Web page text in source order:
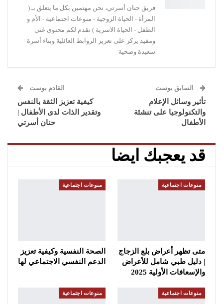
فريق حنان أسرتي، نحن مهتمين بكل ما يتعلق بـ (
المرأة - الحياة الزوجية - منوعات اجتماعية - الأم و
الطفل - الحياة الاسرية ) نقدم لكم محتوى غني
ومفيد يركز على تعزيز الروابط العائلية وبناء أسرة
سعيدة وصحية
السابق بوست
تأثير وسائل الإعلام
والتكنولوجيا على تنشئة
الأطفال
القادم بوست
كيفية تعزيز الثقة بالنفس
وتقدير الذات لدى الأطفال |
حنان أسرتي
قد يعجبك ايضا
منوعات اجتماعية
متى تظهر أعراض بلع الزجاج
| دليل طبي شامل للأعراض
والإسعافات الأولية 2025
منوعات اجتماعية
الصحة النفسية وكيفية تعزيز
الدعم النفسي الاجتماعي لها
منوعات اجتماعية منوعات اجتماعية